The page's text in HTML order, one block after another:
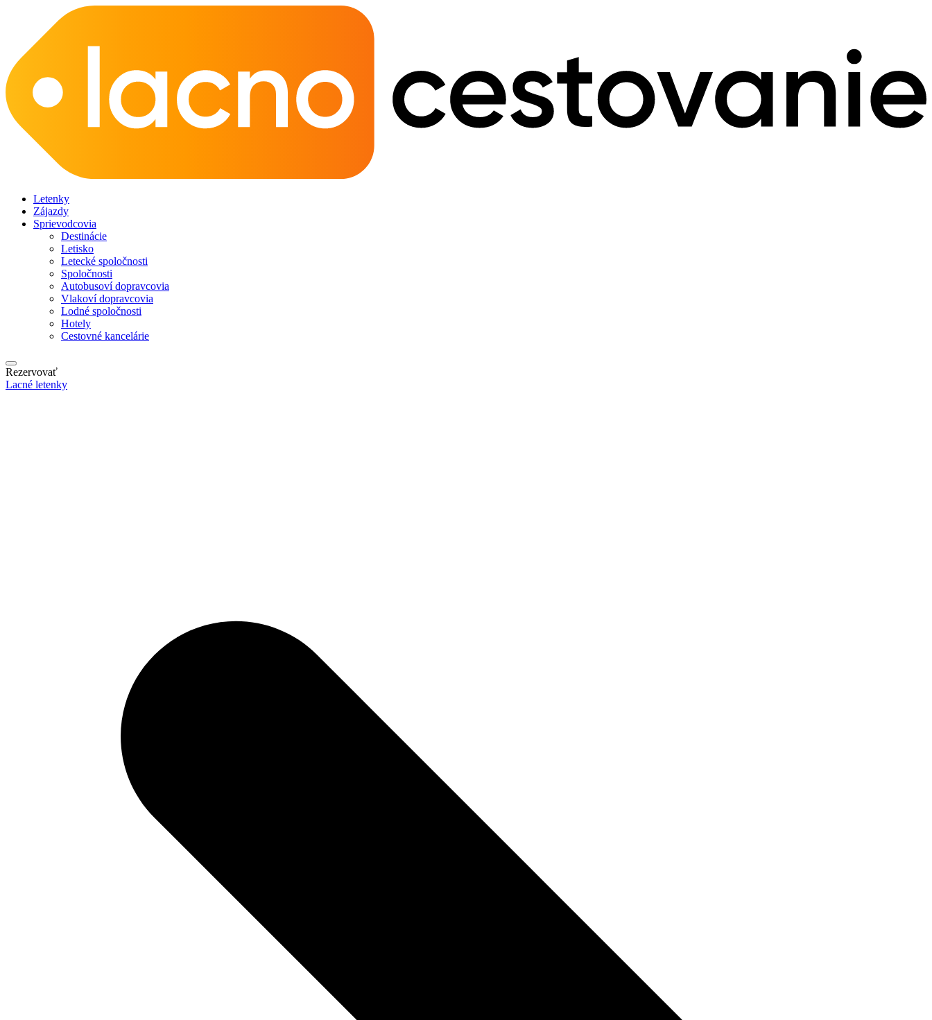
Letenky
Zájazdy
Sprievodcovia
Destinácie
Letisko
Letecké spoločnosti
Spoločnosti
Autobusoví dopravcovia
Vlakoví dopravcovia
Lodné spoločnosti
Hotely
Cestovné kancelárie
Rezervovať
Lacné letenky